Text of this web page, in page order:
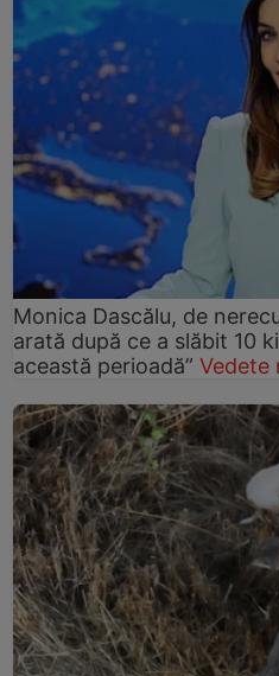
Monica Dascălu, de
arată după ce a slăbit 10
această perioadă” Vedete